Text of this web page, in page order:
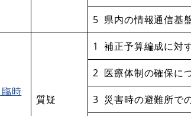
5 県内の情報通信基
時
質疑
1 補正予算編成に対
2 医療体制の確保に
3 災害時の避難所で